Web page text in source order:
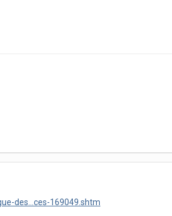
des...ces-169049.shtm